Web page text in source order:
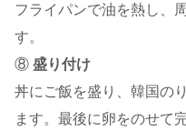
フライパンで油を熱し、
す。
⑧ 盛り付け
丼にご飯を盛り、韓国の
ます。最後に卵をのせて